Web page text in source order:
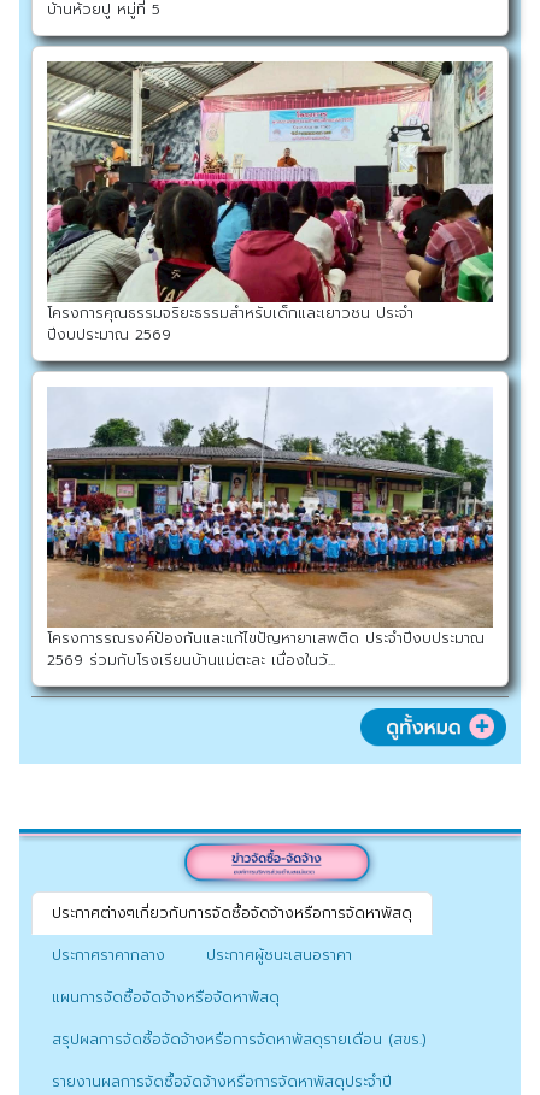
บ้านห้วยปู หมู่ที่ 5
โครงการคุณธรรมจริยะธรรมสำหรับเด็กและเยาวชน ประจำ
ปีงบประมาณ 2569
โครงการรณรงค์ป้องกันและแก้ไขปัญหายาเสพติด ประจำปีงบประมาณ
2569 ร่วมกับโรงเรียนบ้านแม่ตะละ เนื่องในวั...
ประกาศต่างๆเกี่ยวกับการจัดซื้อจัดจ้างหรือการจัดหาพัสดุ
ประกาศราคากลาง
ประกาศผู้ชนะเสนอราคา
แผนการจัดซื้อจัดจ้างหรือจัดหาพัสดุ
สรุปผลการจัดซื้อจัดจ้างหรือการจัดหาพัสดุรายเดือน (สขร.)
รายงานผลการจัดซื้อจัดจ้างหรือการจัดหาพัสดุประจำปี